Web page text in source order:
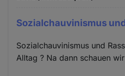
Sozialchauvinismus
Sozialchauvinismus und
Alltag ? Na dann schauen